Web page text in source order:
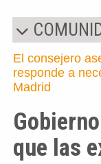
El consejero
responde a
Madrid
que las